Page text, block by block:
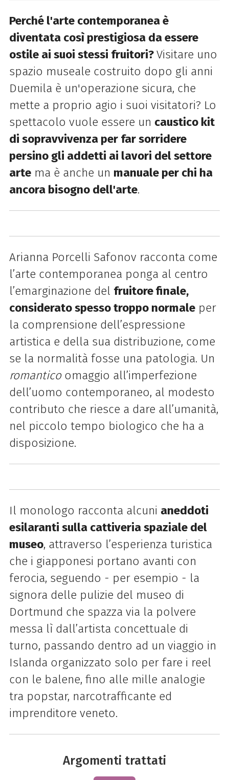
Perché l'arte contemporanea è
diventata così prestigiosa da essere
ostile ai suoi stessi fruitori?Visitare uno
spazio museale costruito dopo gli anni
Duemila è un'operazione sicura, che
mette a proprio agio i suoi visitatori? Lo
spettacolo vuole essere un caustico kit
di sopravvivenza per far sorridere
persino gli addetti ai lavori del settore
artema è anche un manuale per chi ha
ancora bisogno dell'arte.
Arianna Porcelli Safonov racconta come
l’arte contemporanea ponga al centro
l’emarginazione del fruitore finale,
considerato spesso troppo normaleper
la comprensione dell’espressione
artistica e della sua distribuzione, come
se la normalità fosse una patologia. Un
romanticoomaggio all’imperfezione
dell’uomo contemporaneo, al modesto
contributo che riesce a dare all’umanità,
nel piccolo tempo biologico che ha a
disposizione.
Il monologo racconta alcuni aneddoti
esilaranti sulla cattiveria spaziale del
museo, attraverso l’esperienza turistica
che i giapponesi portano avanti con
ferocia, seguendo - per esempio - la
signora delle pulizie del museo di
Dortmund che spazza via la polvere
messa lì dall’artista concettuale di
turno, passando dentro ad un viaggio in
Islanda organizzato solo per fare i reel
con le balene, fino alle mille analogie
tra popstar, narcotrafficante ed
imprenditore veneto.
Argomenti trattati